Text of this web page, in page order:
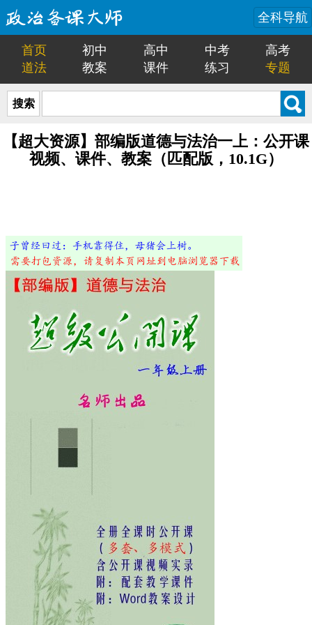
全科导航
首页 初中 高中 中考
高考
道法
教案 课件 练习 专题
搜索
【超大资源】部编版道德与法治一上：公开课
视频、课件、教案（匹配版，10.1G）